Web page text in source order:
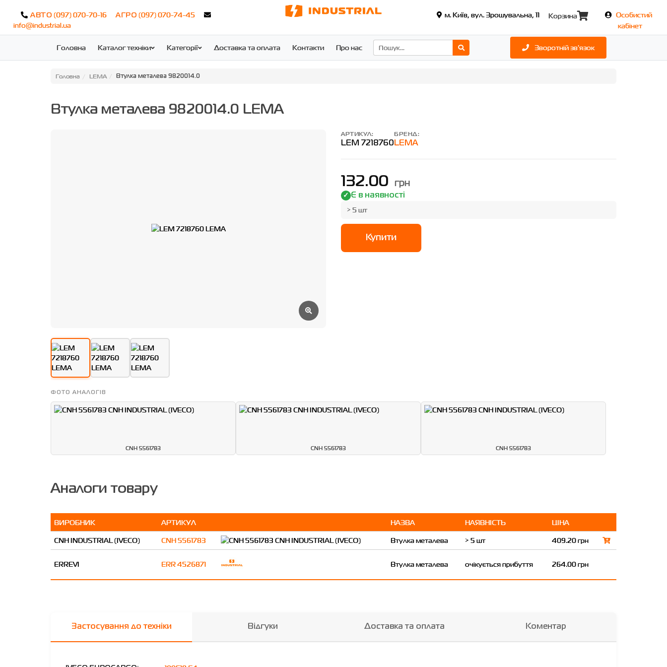
АВТО (097) 070-70-16 АГРО (097) 070-74-45
info@industrial.ua
м. Київ, вул. Зрошувальна, 11 Корзина
Особистий
кабінет
Головна Каталог техніки Категорії Доставка та оплата Контакти Про нас Зворотній зв'язок
Головна LEMA Втулка металева 9820014.0
Втулка металева 9820014.0 LEMA
АРТИКУЛ:
LEM 7218760
БРЕНД:
LEMA
132.00 грн
Є в наявності
> 5 шт
Купити
ФОТО АНАЛОГІВ
CNH 5561783 CNH 5561783 CNH 5561783
Аналоги товару
ВИРОБНИК АРТИКУЛ НАЗВА НАЯВНІСТЬ
ЦІНА
CNH INDUSTRIAL (IVECO)
CNH 5561783 Втулка металева > 5 шт 409.20 грн
ERREVI ERR 4526871 Втулка металева очікується прибуття 264.00 грн
Застосування до техніки Відгуки Доставка та оплата Коментар